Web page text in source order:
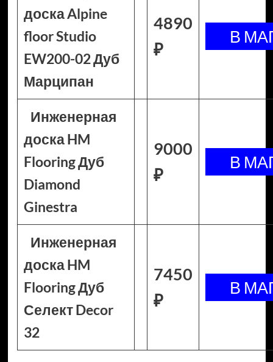
доска Alpine
floor Studio
EW200-02 Дуб
Марципан
4890
₽
Инженерная
доска HM
Flooring Дуб
Diamond
Ginestra
9000
₽
Инженерная
доска HM
Flooring Дуб
Селект Decor
32
7450
₽